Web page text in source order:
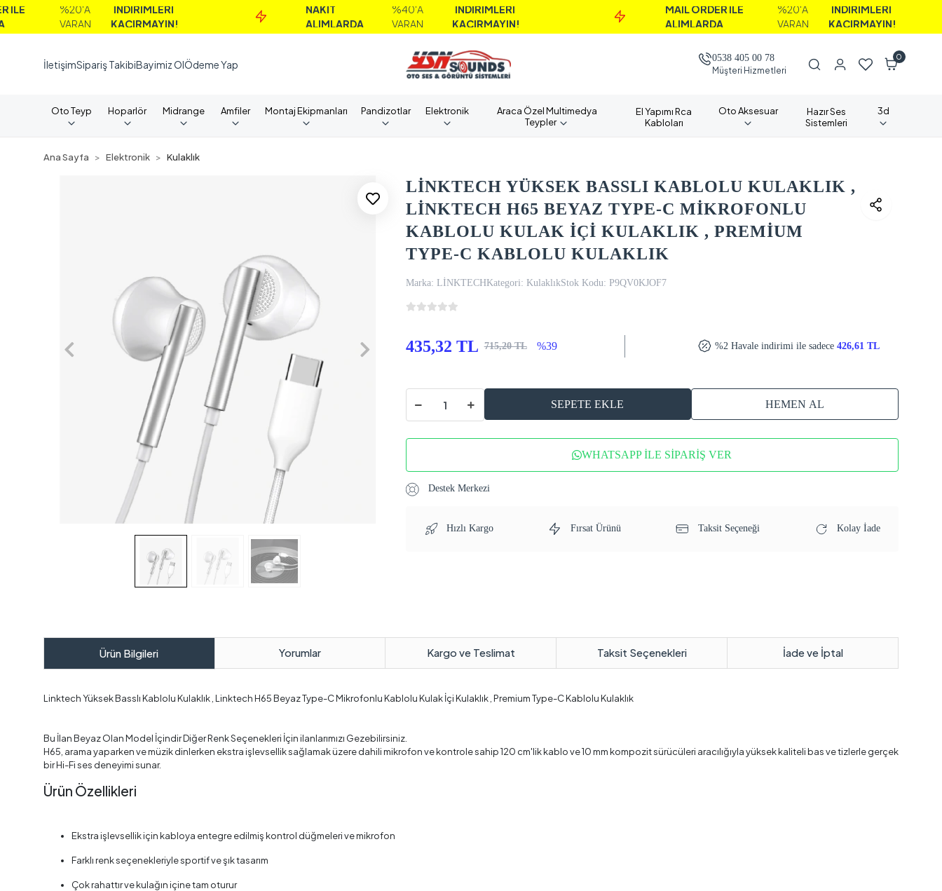
%20'A
İNDİRİMLERİ
KAÇIRMAYIN!
NAKİT
ALIMLARDA
VARAN
İNDİRİMLERİ
KAÇIRMAYIN!
MAİL ORDER İLE
ALIMLARDA
%20'A
İNDİRİMLERİ
KAÇIRMAYIN!
İletişimSipariş TakibiBayimiz OlÖdeme Yap
0538 405 00 78
Müşteri Hizmetleri
0
Oto Teyp Hoparlör Midrange Amfiler Montaj Ekipmanları Pandizotlar Elektronik
Araca Özel Multimedya
Teypler
El Yapımı Rca
Kabloları
Oto Aksesuar
Hazır Ses
Sistemleri
3d
Ana Sayfa Elektronik Kulaklık
LİNKTECH YÜKSEK BASSLI KABLOLU KULAKLIK ,
LİNKTECH H65 BEYAZ TYPE-C MİKROFONLU
KABLOLU KULAK İÇİ KULAKLIK , PREMİUM
TYPE-C KABLOLU KULAKLIK
Marka: LİNKTECHKategori: KulaklıkStok Kodu: P9QV0KJOF7
435,32 TL 715,20 TL %39 %2 Havale indirimi ile sadece426,61 TL
SEPETE EKLE HEMEN AL
WHATSAPP İLE SİPARİŞ VER
Destek Merkezi
Hızlı Kargo Fırsat Ürünü Taksit Seçeneği Kolay İade
Ürün Bilgileri Yorumlar Kargo ve Teslimat Taksit Seçenekleri İade ve İptal
Linktech Yüksek Basslı Kablolu Kulaklık , Linktech H65 Beyaz Type-C Mikrofonlu Kablolu Kulak İçi Kulaklık , Premium Type-C Kablolu Kulaklık
Bu İlan Beyaz Olan Model İçindir Diğer Renk Seçenekleri İçin ilanlarımızı Gezebilirsiniz.
H65, arama yaparken ve müzik dinlerken ekstra işlevsellik sağlamak üzere dahili mikrofon ve kontrole sahip 120 cm'lik kablo ve 10 mm kompozit sürücüleri aracılığıyla yüksek kaliteli bas ve tizlerle gerçek
bir Hi-Fi ses deneyimi sunar.
Ürün Özellikleri
Ekstra işlevsellik için kabloya entegre edilmiş kontrol düğmeleri ve mikrofon
Farklı renk seçenekleriyle sportif ve şık tasarım
Çok rahattır ve kulağın içine tam oturur